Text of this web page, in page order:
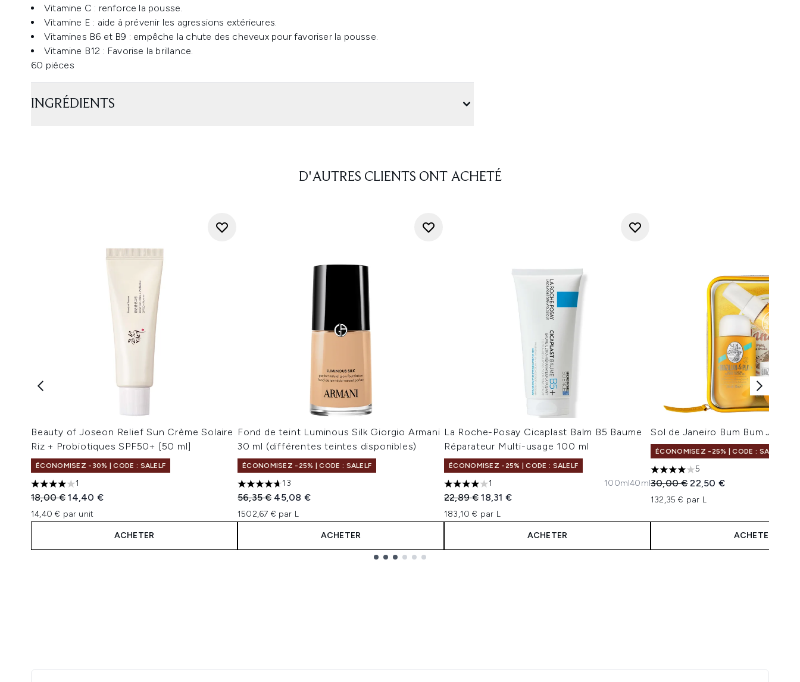
Vitamine C : renforce la pousse.
Vitamine E : aide à prévenir les agressions extérieures.
Vitamines B6 et B9 : empêche la chute des cheveux pour favoriser la pousse.
Vitamine B12 : Favorise la brillance.
60 pièces
INGRÉDIENTS
D'AUTRES CLIENTS ONT ACHETÉ
Beauty of Joseon Relief Sun Crème Solaire
Riz + Probiotiques SPF50+ [50 ml]
ÉCONOMISEZ -30% | CODE : SALELF
4 étoiles sur un maximum de 5
1
Prix de vente :
18,00 €Prix ​​actuel :
14,40 €
14,40 € par unit
ACHETER
Fond de teint Luminous Silk Giorgio Armani
30 ml (différentes teintes disponibles)
ÉCONOMISEZ -25% | CODE : SALELF
4.69 étoiles sur un maximum de 5
13
Prix de vente :
56,35 € Prix ​​actuel :
45,08 €
1502,67 € par L
ACHETER
La Roche-Posay Cicaplast Balm B5 Baume
Réparateur Multi-usage 100 ml
ÉCONOMISEZ -25% | CODE : SALELF
4 étoiles sur un maximum de 5
1
Prix de vente :
22,89 €Prix ​​actuel :
18,31 €
183,10 € par L
100ml40ml
ACHETER
Sol de Janeiro Bum Bum Jet
ÉCONOMISEZ -25% | CODE : SALELF
4 étoiles sur un maximum de 5
5
Prix de vente :
30,00 €Prix ​​actuel :
22,50 €
132,35 € par L
ACHETER